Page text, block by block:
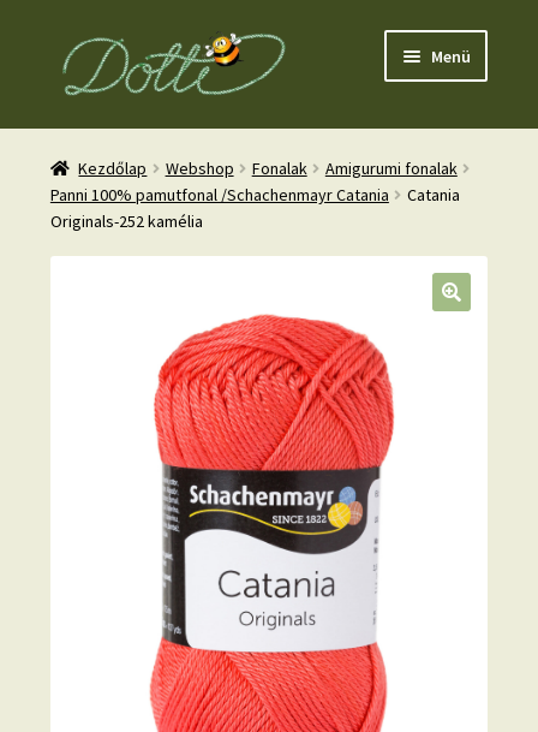
Ugrás
Kilépés
Menü
Kezdőlap Webshop Fonalak
Amigurumi fonalak
Panni 100% pamutfonal /Schachenmayr Catania
Catania
Originals-252 kamélia